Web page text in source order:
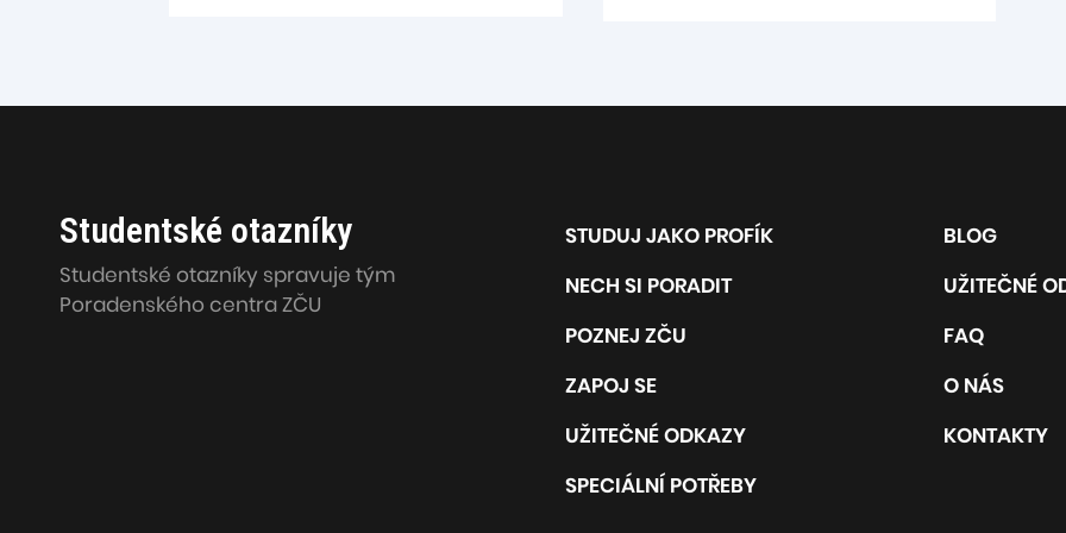
Studentské otazníky
Studentské otazníky spravuje tým
Poradenského centra ZČU
STUDUJ JAKO PROFÍK
NECH SI PORADIT
POZNEJ ZČU
ZAPOJ SE
UŽITEČNÉ ODKAZY
SPECIÁLNÍ POTŘEBY
BLOG
UŽITEČNÉ
FAQ
O NÁS
KONTAKTY